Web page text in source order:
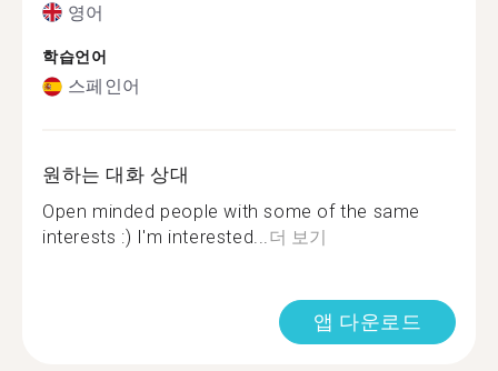
영어
학습언어
스페인어
원하는 대화 상대
Open minded people with some of the same
interests :) I'm interested...더 보기
앱 다운로드